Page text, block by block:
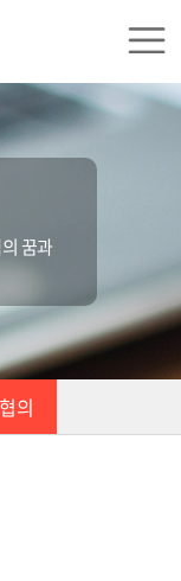
꿈과
의